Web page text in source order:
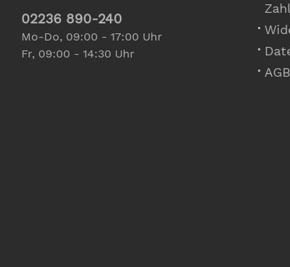
02236 890-240
Mo-Do, 09:00 - 17:00 Uhr
Fr, 09:00 - 14:30 Uhr
AGB